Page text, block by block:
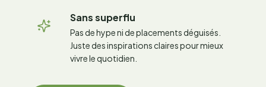
Sans superflu
Pas de hype ni de placements déguisés.
Juste des inspirations claires pour mieux
vivre le quotidien.